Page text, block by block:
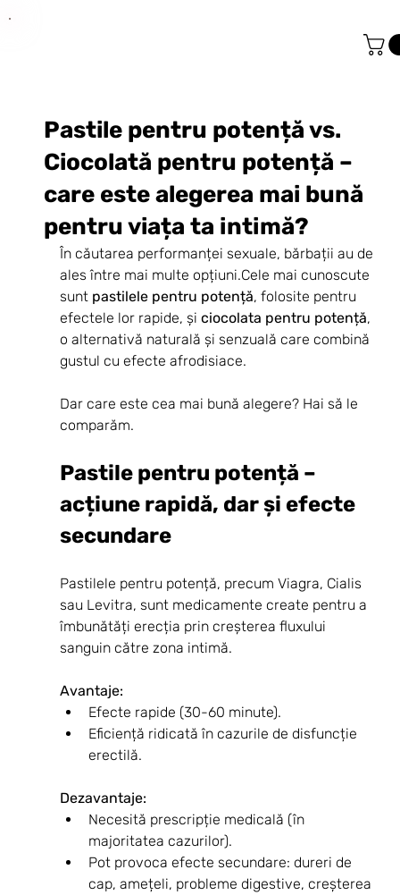
Pastile pentru potență vs.
Ciocolată pentru potență –
care este alegerea mai bună
pentru viața ta intimă?
În căutarea performanței sexuale, bărbații au de
ales între mai multe opțiuni.Cele mai cunoscute
sunt pastilele pentru potență, folosite pentru
efectele lor rapide, și ciocolata pentru potență,
o alternativă naturală și senzuală care combină
gustul cu efecte afrodisiace.
Dar care este cea mai bună alegere? Hai să le
comparăm.
Pastile pentru potență –
acțiune rapidă, dar și efecte
secundare
Pastilele pentru potență, precum Viagra, Cialis
sau Levitra, sunt medicamente create pentru a
îmbunătăți erecția prin creșterea fluxului
sanguin către zona intimă.
Avantaje:
Efecte rapide (30-60 minute).
Eficiență ridicată în cazurile de disfuncție
erectilă.
Dezavantaje:
Necesită prescripție medicală (în
majoritatea cazurilor).
Pot provoca efecte secundare: dureri de
cap, amețeli, probleme digestive, creșterea